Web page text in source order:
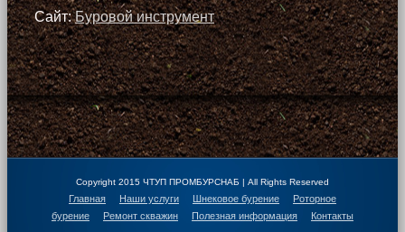
Сайт:Буровой инструмент
Copyright 2015 ЧТУП ПРОМБУРСНАБ | All Rights Reserved
Главная Наши услуги Шнековое бурение
Роторное
бурение
Ремонт скважин Полезная информация Контакты